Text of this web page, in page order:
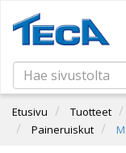
Etusivu Tuotteet
Paineruiskut